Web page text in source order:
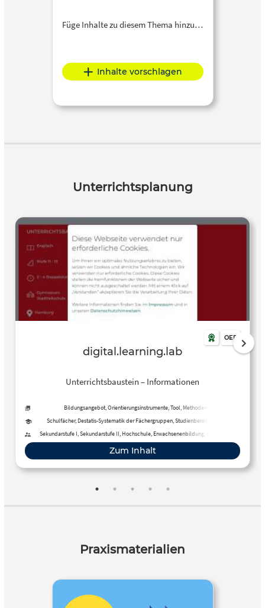
Füge Inhalte zu diesem Thema hinzu…
Inhalte vorschlagen
Unterrichtsplanung
OER
digital.learning.lab
Unterrichtsbaustein – Informationen
Bildungsangebot, Orientierungsinstrumente, Tool, Methoden
Schulfächer, Destatis-Systematik der Fächergruppen, Studienbereiche und
Sekundarstufe I, Sekundarstufe II, Hochschule, Erwachsenenbildung, Berufliche
Bildung, Fortbildung, Fernunterricht
Zum Inhalt
Praxismaterialien